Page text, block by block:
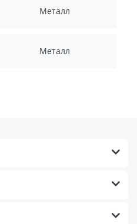
Металл
Металл